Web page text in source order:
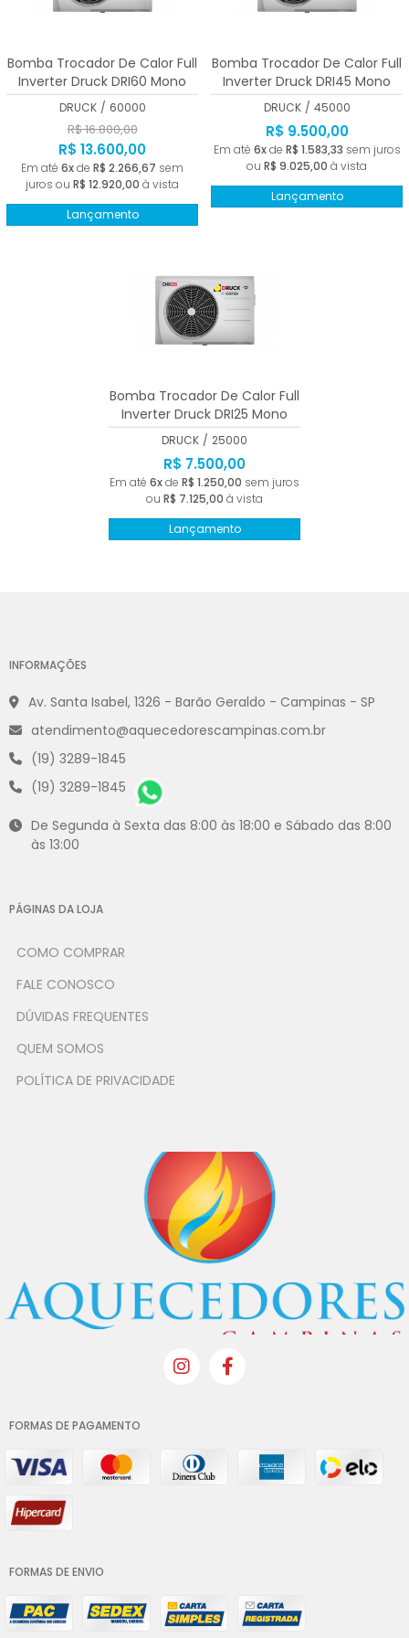
Bomba Trocador De Calor Full
Inverter Druck DRI60 Mono
220V Branco Wi-fi 6000 BTUs
DRUCK / 60000
R$ 16.800,00
R$ 13.600,00
Em até 6xde R$ 2.266,67 sem
juros ou R$ 12.920,00 à vista
Lançamento
Bomba Trocador De Calor Full
Inverter Druck DRI45 Mono
220V Branco Wi-fi 45000
BTUs
DRUCK / 45000
R$ 9.500,00
Em até 6xde R$ 1.583,33 sem juros
ou R$ 9.025,00 à vista
Lançamento
Bomba Trocador De Calor Full
Inverter Druck DRI25 Mono
220V Branco Wi-fi 25000 BTUs
DRUCK / 25000
R$ 7.500,00
Em até 6xde R$ 1.250,00 sem juros
ou R$ 7.125,00 à vista
Lançamento
INFORMAÇÕES
Av. Santa Isabel, 1326 - Barão Geraldo - Campinas - SP
atendimento@aquecedorescampinas.com.br
(19) 3289-1845
(19) 3289-1845
De Segunda à Sexta das 8:00 às 18:00 e Sábado das 8:00
às 13:00
PÁGINAS DA LOJA
COMO COMPRAR
FALE CONOSCO
DÚVIDAS FREQUENTES
QUEM SOMOS
POLÍTICA DE PRIVACIDADE
FORMAS DE PAGAMENTO
FORMAS DE ENVIO